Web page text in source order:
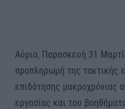
Αύριο, Παρασκευή 31
προπληρωμή της τακτικής
επιδότησης μακροχρόνιας
εργασίας και του